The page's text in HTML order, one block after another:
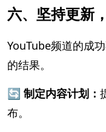
六、坚持更新
YouTube频道的成
的结果。
🔄 制定内容计划：
布。